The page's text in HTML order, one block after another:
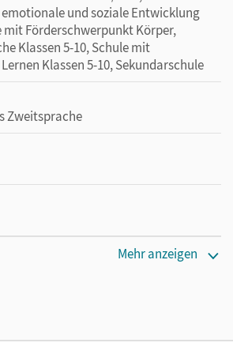
und soziale Entwicklung
mit Förderschwerpunkt Körper,
Klassen 5-10, Schule mit
Klassen 5-10, Sekundarschule
Zweitsprache
Mehr anzeigen